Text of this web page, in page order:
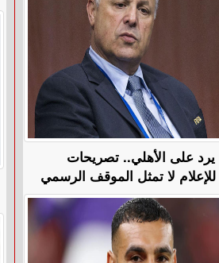
يرد على الأهلي.. تصريحات
لا تمثل الموقف الرسمي